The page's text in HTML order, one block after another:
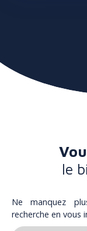
le
Ne manquez
recherche en vous